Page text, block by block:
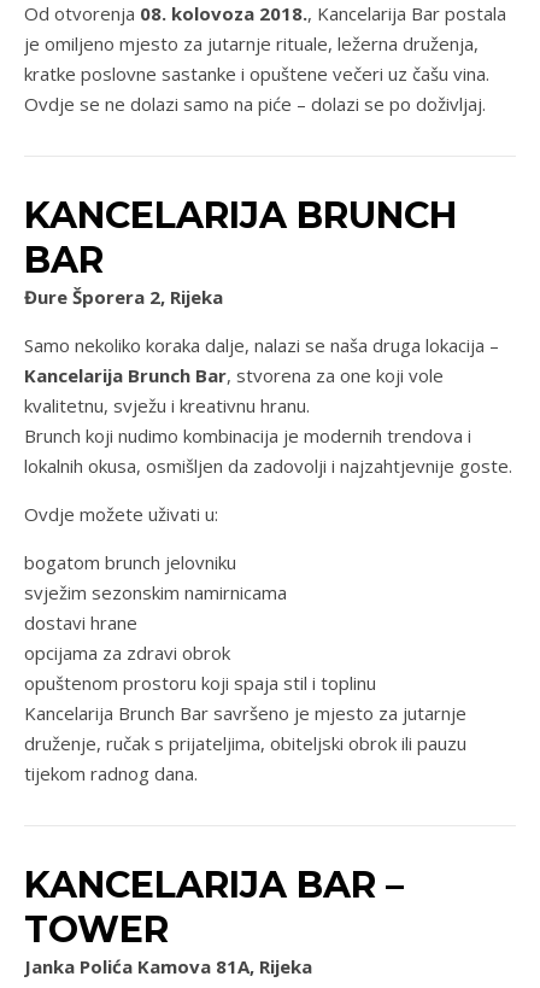
Od otvorenja 08. kolovoza 2018., Kancelarija Bar postala
je omiljeno mjesto za jutarnje rituale, ležerna druženja,
kratke poslovne sastanke i opuštene večeri uz čašu vina.
Ovdje se ne dolazi samo na piće – dolazi se po doživljaj.
KANCELARIJA BRUNCH
BAR
Đure Šporera 2, Rijeka
Samo nekoliko koraka dalje, nalazi se naša druga lokacija –
Kancelarija Brunch Bar, stvorena za one koji vole
kvalitetnu, svježu i kreativnu hranu.
Brunch koji nudimo kombinacija je modernih trendova i
lokalnih okusa, osmišljen da zadovolji i najzahtjevnije goste.
Ovdje možete uživati u:
bogatom brunch jelovniku
svježim sezonskim namirnicama
dostavi hrane
opcijama za zdravi obrok
opuštenom prostoru koji spaja stil i toplinu
Kancelarija Brunch Bar savršeno je mjesto za jutarnje
druženje, ručak s prijateljima, obiteljski obrok ili pauzu
tijekom radnog dana.
KANCELARIJA BAR –
TOWER
Janka Polića Kamova 81A, Rijeka